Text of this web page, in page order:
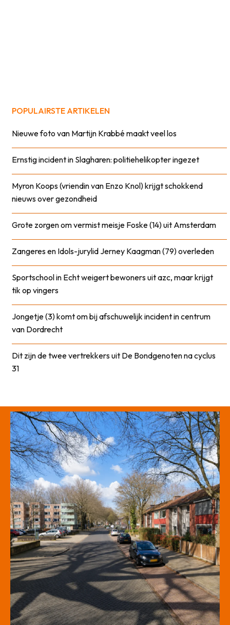
POPULAIRSTE ARTIKELEN
Nieuwe foto van Martijn Krabbé maakt veel los
Ernstig incident in Slagharen: politiehelikopter ingezet
Myron Koops (vriendin van Enzo Knol) krijgt schokkend
nieuws over gezondheid
Grote zorgen om vermist meisje Foske (14) uit Amsterdam
Zangeres en Idols-jurylid Jerney Kaagman (79) overleden
Sportschool in Echt weigert bewoners uit azc, maar krijgt
tik op vingers
Jongetje (3) komt om bij afschuwelijk incident in centrum
van Dordrecht
Dit zijn de twee vertrekkers uit De Bondgenoten na cyclus
31